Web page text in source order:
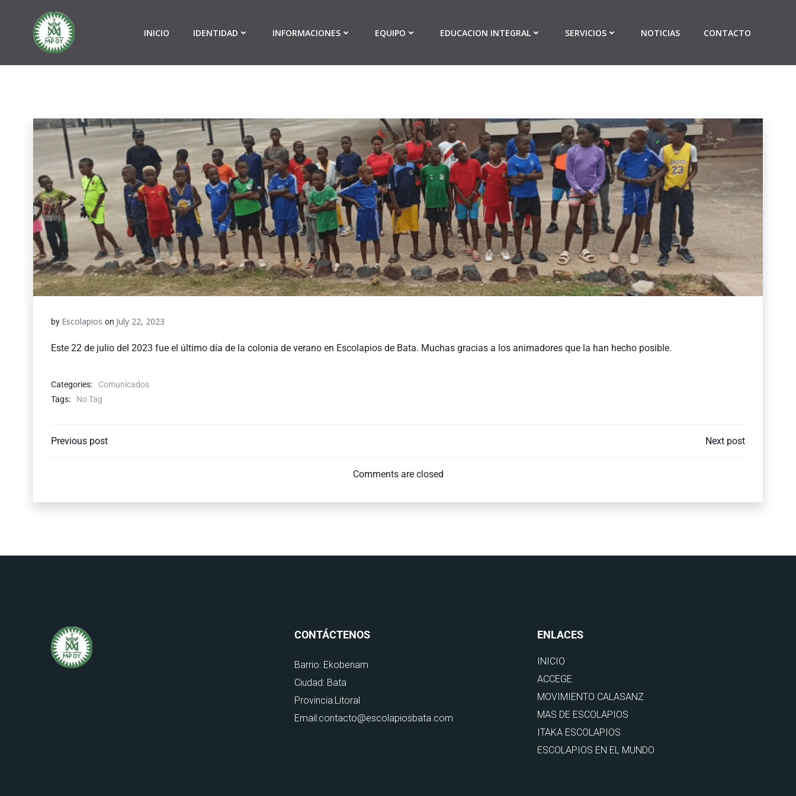
INICIO IDENTIDAD INFORMACIONES EQUIPO EDUCACION INTEGRAL SERVICIOS NOTICIAS CONTACTO
by Escolapios on July 22, 2023
Este 22 de julio del 2023 fue el último día de la colonia de verano en Escolapios de Bata. Muchas gracias a los animadores que la han hecho posible.
Categories:
Comunicados
Tags:
No Tag
POST
Previous post
NAVIGATION
Next post
Comments are closed
CONTÁCTENOS
Barrio: Ekobenam
Ciudad: Bata
Provincia:Litoral
Email:contacto@escolapiosbata.com
ENLACES
INICIO
ACCEGE
MOVIMIENTO CALASANZ
MAS DE ESCOLAPIOS
ITAKA ESCOLAPIOS
ESCOLAPIOS EN EL MUNDO